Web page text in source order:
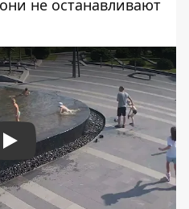
не останавливают
Play